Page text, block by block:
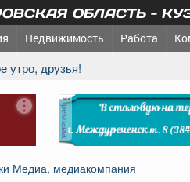
ОБЛАСТЬ -
Недвижимость Работа
утро, друзья!
реклама
Медиа, медиакомпания